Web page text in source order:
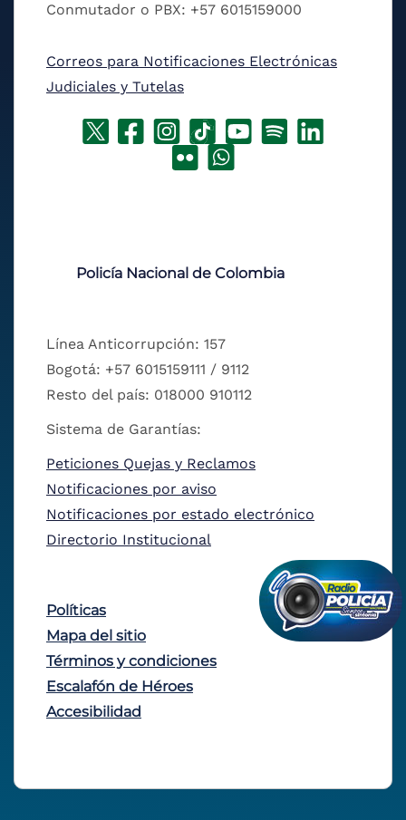
Conmutador o PBX: +57 6015159000
Correos para Notificaciones Electrónicas
Judiciales y Tutelas
Policía Nacional de Colombia
Línea Anticorrupción: 157
Bogotá: +57 6015159111 / 9112
Resto del país: 018000 910112
Sistema de Garantías:
Peticiones Quejas y Reclamos
Notificaciones por aviso
Notificaciones por estado electrónico
Directorio Institucional
Políticas
Mapa del sitio
Términos y condiciones
Escalafón de Héroes
Accesibilidad